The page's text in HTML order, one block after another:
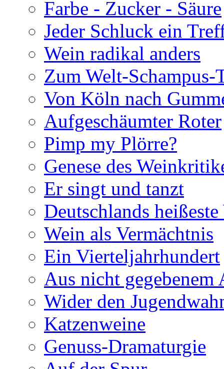
Farbe - Zucker - Säure
Jeder Schluck ein
Wein radikal anders
Zum Welt-Schampus-
Von Köln nach
Aufgeschäumter Roter
Pimp my Plörre?
Genese des
Er singt und tanzt
Deutschlands heißeste
Wein als Vermächtnis
Ein Vierteljahrhundert
Aus nicht gegebenem
Wider den
Katzenweine
Genuss-Dramaturgie